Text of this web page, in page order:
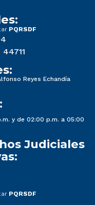
PQRSDF
44711
Reyes Echandía
y de 02:00 p.m. a 05:00
Judiciales
PQRSDF